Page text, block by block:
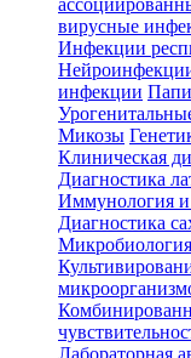
вирусные
Инфекции
инфекции
Микозы
Клиническая
Диагностика
Иммунология и
Диагностика
Микробиология
Лабораторная